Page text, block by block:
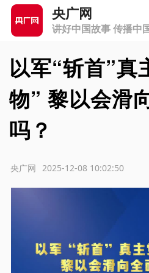
央广网
讲好中国故事 传播中
以军“斩首”真
物” 黎以会滑
吗？
2025-12-08 10:02:50
央广网